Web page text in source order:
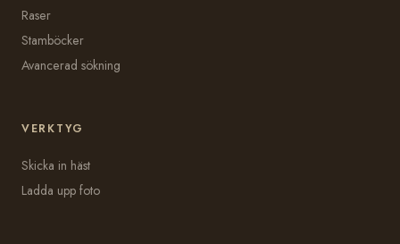
Raser
Stamböcker
Avancerad sökning
VERKTYG
Skicka in häst
Ladda upp foto